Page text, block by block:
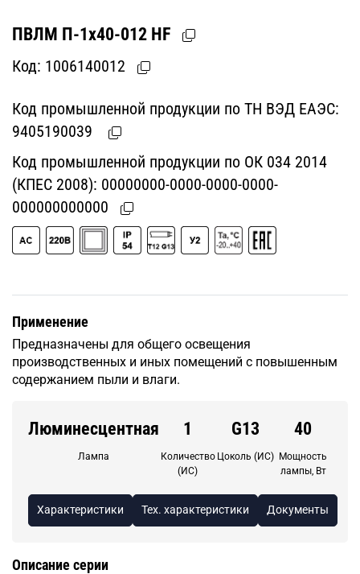
ПВЛМ П-1х40-012 HF
Код: 1006140012
Код промышленной продукции по ТН ВЭД ЕАЭС:
9405190039
Код промышленной продукции по ОК 034 2014
(КПЕС 2008): 00000000-0000-0000-0000-
000000000000
Применение
Предназначены для общего освещения
производственных и иных помещений с повышенным
содержанием пыли и влаги.
Люминесцентная
Лампа
1
Количество
(ИС)
G13
Цоколь (ИС)
40
Мощность
лампы, Вт
Характеристики Тех. характеристики Документы
Описание серии